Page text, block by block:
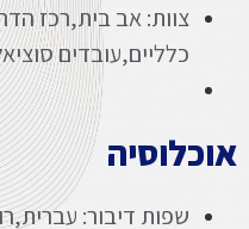
צוות: אב בית,רכז
כלליים,עובדים
אוכלוסיה
שפות דיבור: